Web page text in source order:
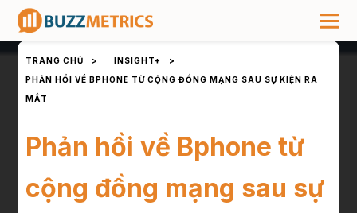
TRANG CHỦ > INSIGHT+
>
PHẢN HỒI VỀ BPHONE TỪ CỘNG ĐỒNG MẠNG SAU SỰ KIỆN RA
MẮT
Phản hồi về Bphone từ
cộng đồng mạng sau sự